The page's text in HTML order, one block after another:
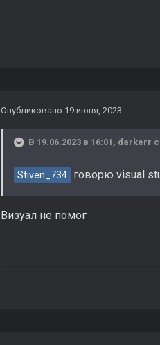
Опубликовано 19 июня, 2023
В 19.06.2023 в 16:01, darkerr
Stiven_734 говорю visual
Визуал не помог